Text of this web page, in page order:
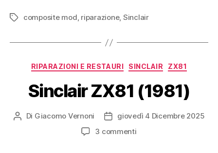
Spectrum”
Tag composite mod, riparazione, Sinclair
Categorie
RIPARAZIONI E RESTAURI SINCLAIR ZX81
Sinclair ZX81 (1981)
Autore
Di Giacomo Vernoni
Data
dell'articolo
giovedì 4 Dicembre 2025
3 commentisu